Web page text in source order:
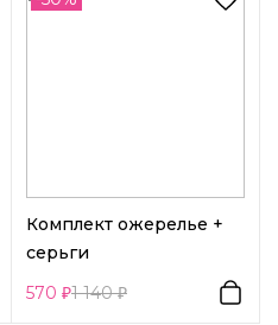
Без элементов
Комплект ожерелье +
серьги
570
1 140